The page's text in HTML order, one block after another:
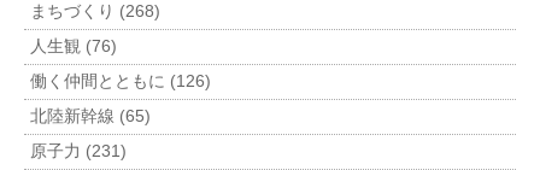
まちづくり (268)
人生観 (76)
働く仲間とともに (126)
北陸新幹線 (65)
原子力 (231)